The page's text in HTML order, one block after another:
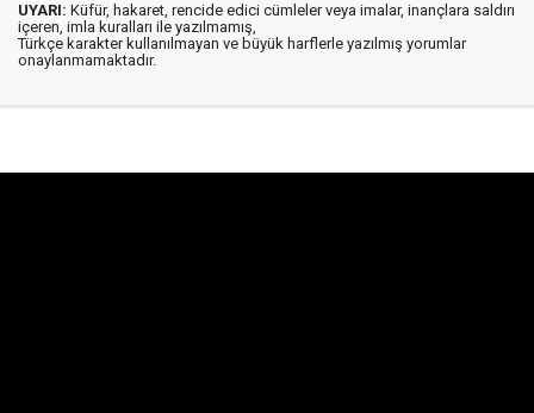
UYARI: Küfür, hakaret, rencide edici cümleler veya imalar, inançlara saldırı
içeren, imla kuralları ile yazılmamış,
Türkçe karakter kullanılmayan ve büyük harflerle yazılmış yorumlar
onaylanmamaktadır.